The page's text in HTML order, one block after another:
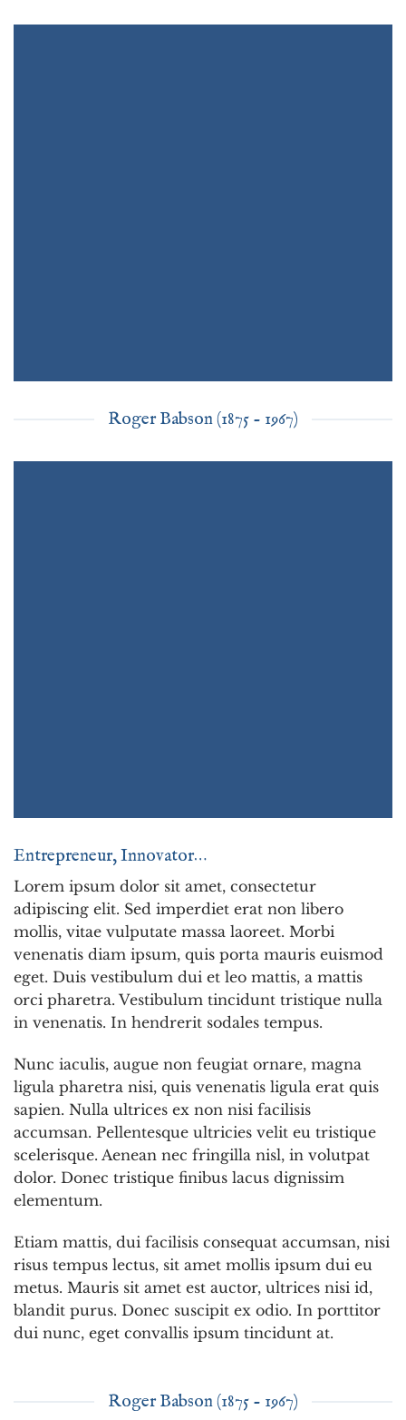
Roger Babson (1875 - 1967)
Entrepreneur, Innovator…
Lorem ipsum dolor sit amet, consectetur
adipiscing elit. Sed imperdiet erat non libero
mollis, vitae vulputate massa laoreet. Morbi
venenatis diam ipsum, quis porta mauris euismod
eget. Duis vestibulum dui et leo mattis, a mattis
orci pharetra. Vestibulum tincidunt tristique nulla
in venenatis. In hendrerit sodales tempus.
Nunc iaculis, augue non feugiat ornare, magna
ligula pharetra nisi, quis venenatis ligula erat quis
sapien. Nulla ultrices ex non nisi facilisis
accumsan. Pellentesque ultricies velit eu tristique
scelerisque. Aenean nec fringilla nisl, in volutpat
dolor. Donec tristique finibus lacus dignissim
elementum.
Etiam mattis, dui facilisis consequat accumsan, nisi
risus tempus lectus, sit amet mollis ipsum dui eu
metus. Mauris sit amet est auctor, ultrices nisi id,
blandit purus. Donec suscipit ex odio. In porttitor
dui nunc, eget convallis ipsum tincidunt at.
Roger Babson (1875 - 1967)